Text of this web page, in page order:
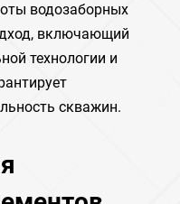
водозаборных
включающий
технологии и
скважин.